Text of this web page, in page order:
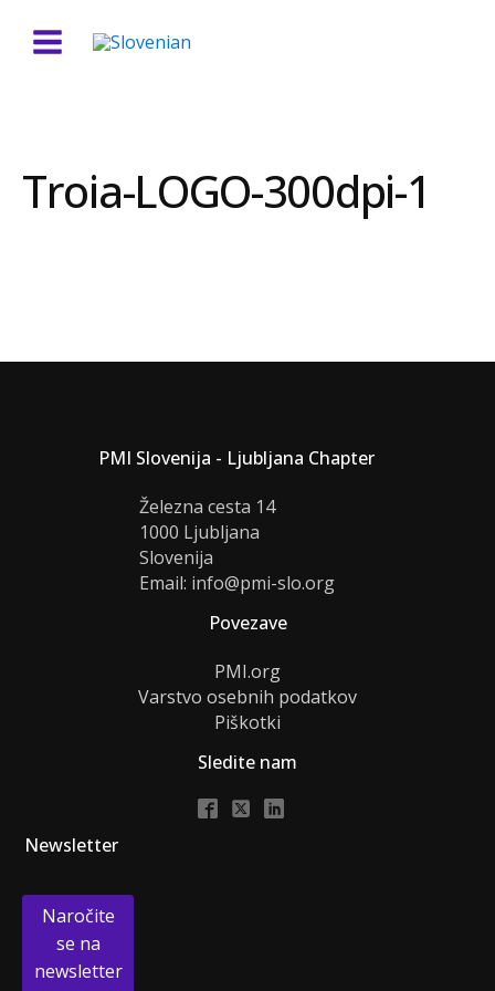
Troia-LOGO-300dpi-1
PMI Slovenija - Ljubljana Chapter
Železna cesta 14
1000 Ljubljana
Slovenija
Email: info@pmi-slo.org
Povezave
PMI.org
Varstvo osebnih podatkov
Piškotki
Sledite nam
Newsletter
Naročite
se na
newsletter